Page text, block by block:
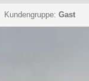
Kundengruppe: Gast